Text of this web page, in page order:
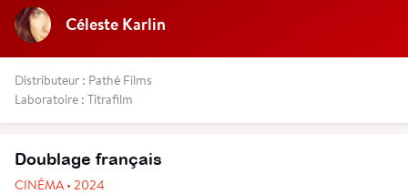
Céleste Karlin
Distributeur : Pathé Films
Laboratoire : Titrafilm
Doublage français
CINÉMA • 2024